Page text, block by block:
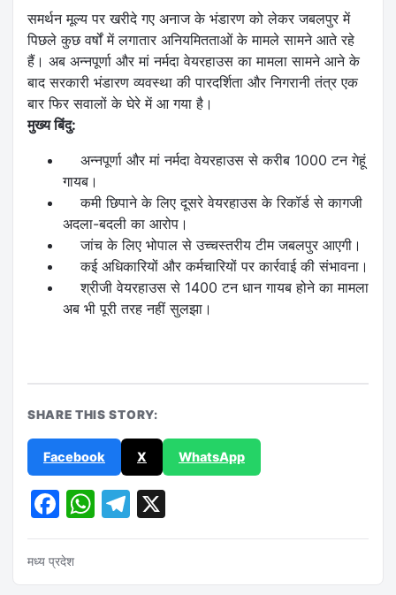
समर्थन मूल्य पर खरीदे गए अनाज के भंडारण को लेकर जबलपुर में
पिछले कुछ वर्षों में लगातार अनियमितताओं के मामले सामने आते रहे
हैं। अब अन्नपूर्णा और मां नर्मदा वेयरहाउस का मामला सामने आने के
बाद सरकारी भंडारण व्यवस्था की पारदर्शिता और निगरानी तंत्र एक
बार फिर सवालों के घेरे में आ गया है।
मुख्य बिंदु:
अन्नपूर्णा और मां नर्मदा वेयरहाउस से करीब 1000 टन गेहूं
गायब।
कमी छिपाने के लिए दूसरे वेयरहाउस के रिकॉर्ड से कागजी
अदला-बदली का आरोप।
जांच के लिए भोपाल से उच्चस्तरीय टीम जबलपुर आएगी।
कई अधिकारियों और कर्मचारियों पर कार्रवाई की संभावना।
श्रीजी वेयरहाउस से 1400 टन धान गायब होने का मामला
अब भी पूरी तरह नहीं सुलझा।
SHARE THIS STORY:
Facebook X WhatsApp
Facebook
WhatsApp
Telegram
मध्य प्रदेश